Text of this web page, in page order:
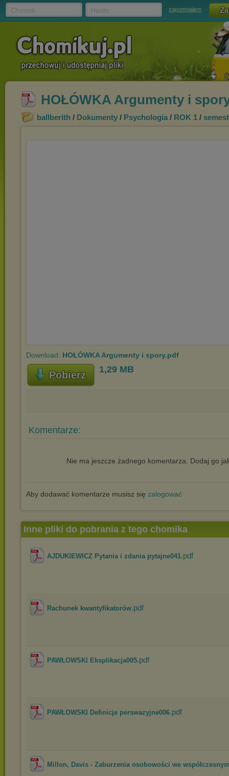
zapomniałem
HOŁÓWKA Argumenty i
ballberith / Dokumenty / Psychologia / ROK 1 /
Download: HOŁÓWKA Argumenty i spory.pdf
Pobierz 1,29 MB
Komentarze:
Nie ma jeszcze żadnego komentarza. Dodaj go
Aby dodawać komentarze musisz się zalogować
Inne pliki do pobrania z tego chomika
AJDUKIEWICZ Pytania i zdania pytajne041.pdf
Rachunek kwantyfikatorów.pdf
PAWŁOWSKI Eksplikacja005.pdf
PAWŁOWSKI Definicje perswazyjne006.pdf
Millon, Davis - Zaburzenia osobowości we